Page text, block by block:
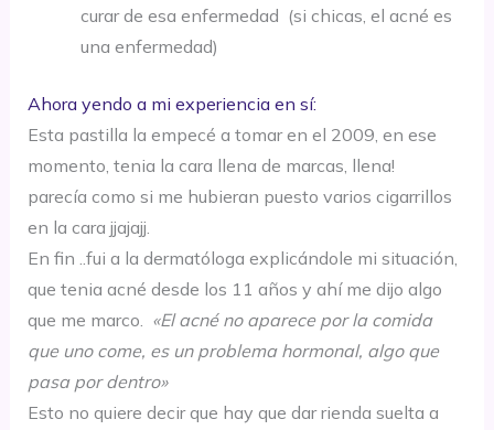
curar de esa enfermedad (si chicas, el acné es
una enfermedad)
Ahora yendo a mi experiencia en sí:
Esta pastilla la empecé a tomar en el 2009, en ese
momento, tenia la cara llena de marcas, llena!
parecía como si me hubieran puesto varios cigarrillos
en la cara jjajajj.
En fin ..fui a la dermatóloga explicándole mi situación,
que tenia acné desde los 11 años y ahí me dijo algo
que me marco. «El acné no aparece por la comida
que uno come, es un problema hormonal, algo que
pasa por dentro»
Esto no quiere decir que hay que dar rienda suelta a